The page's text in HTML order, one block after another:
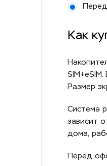
Как
Размер
Система
зависит
дома,
Перед